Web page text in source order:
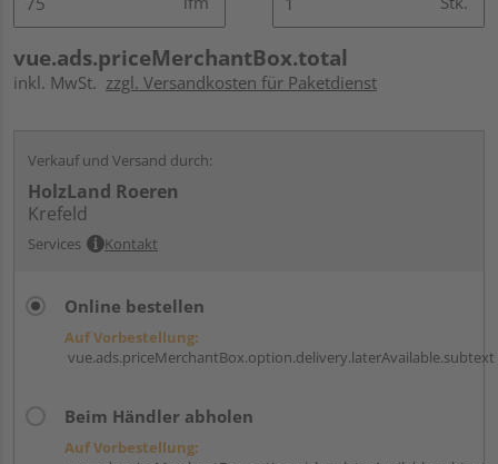
vue.ads.priceMerchantBox.total
inkl. MwSt. zzgl. Versandkosten für Paketdienst
Verkauf und Versand durch:
HolzLand Roeren
Krefeld
Services Kontakt
Online bestellen
Auf Vorbestellung:
vue.ads.priceMerchantBox.option.delivery.laterAvailable.subtext
Beim Händler abholen
Auf Vorbestellung: